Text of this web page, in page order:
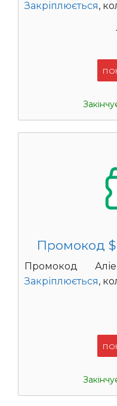
Закріплюється,
Промокод
Промокод
Закріплюється,